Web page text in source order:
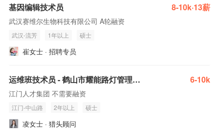
基因编辑技术员 8-10k·13薪
武汉赛维尔生物科技有限公司 A轮融资
武汉-流芳 1年以上 硕士
崔女士 · 招聘专员
运维班技术员 - 鹤山市耀能路灯管理有限公司 6-10k
江门人才集团 不需要融资
江门-中山路 2年以上 硕士
凌女士 · 猎头顾问